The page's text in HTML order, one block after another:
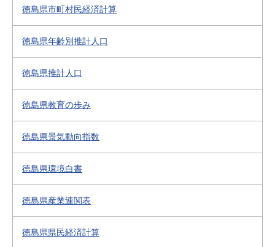
徳島県市町村民経済計算
徳島県年齢別推計人口
徳島県推計人口
徳島県教育の歩み
徳島県景気動向指数
徳島県環境白書
徳島県産業連関表
徳島県県民経済計算